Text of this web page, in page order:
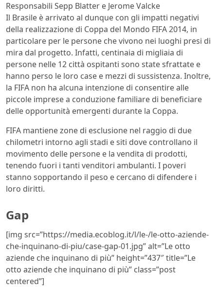
Responsabili Sepp Blatter e Jerome Valcke
Il Brasile è arrivato al dunque con gli impatti negativi
della realizzazione di Coppa del Mondo FIFA 2014, in
particolare per le persone che vivono nei luoghi presi di
mira dal progetto. Infatti, centinaia di migliaia di
persone nelle 12 città ospitanti sono state sfrattate e
hanno perso le loro case e mezzi di sussistenza. Inoltre,
la FIFA non ha alcuna intenzione di consentire alle
piccole imprese a conduzione familiare di beneficiare
delle opportunità emergenti durante la Coppa.
FIFA mantiene zone di esclusione nel raggio di due
chilometri intorno agli stadi e siti dove controllano il
movimento delle persone e la vendita di prodotti,
tenendo fuori i tanti venditori ambulanti. I poveri
stanno sopportando il peso e cercano di difendere i
loro diritti.
Gap
[img src=”https://media.ecoblog.it/l/le-/le-otto-aziende-
che-inquinano-di-piu/case-gap-01.jpg” alt=”Le otto
aziende che inquinano di più” height=”437″ title=”Le
otto aziende che inquinano di più” class=”post
centered”]